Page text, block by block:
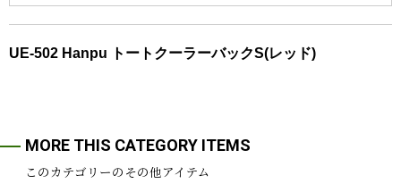
UE-502 Hanpu トートクーラーバックS(レッド)
MORE THIS CATEGORY ITEMS
このカテゴリーのその他アイテム